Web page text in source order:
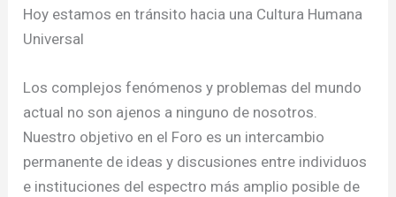
Hoy estamos en tránsito hacia una Cultura Humana
Universal
Los complejos fenómenos y problemas del mundo
actual no son ajenos a ninguno de nosotros.
Nuestro objetivo en el Foro es un intercambio
permanente de ideas y discusiones entre individuos
e instituciones del espectro más amplio posible de